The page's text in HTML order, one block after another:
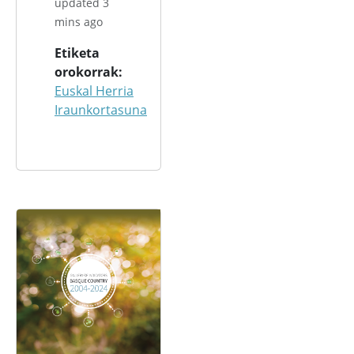
mins ago
Etiketa
orokorrak
Euskal Herria
Iraunkortasuna